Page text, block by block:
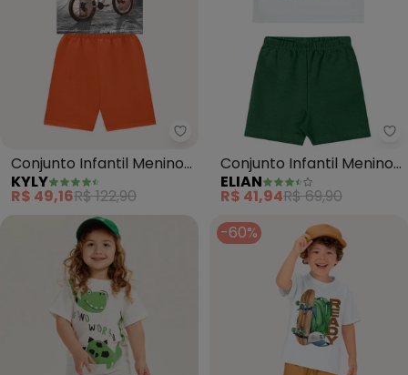
Kyly - Conjunto Infantil Menino
Conjunto Infantil Menino
em Algodão (Branco)
KYLY
R$ 49,16R$ 122,90
Conjunto Infantil Menino
Meia Malha (Branco)
ELIAN
R$ 41,94R$ 69,90
-60%